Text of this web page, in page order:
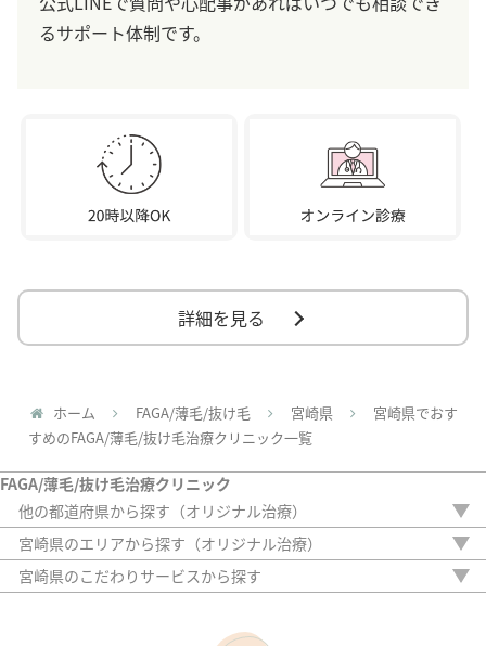
るサポート体制です。
詳細を見る
ホーム FAGA/薄毛/抜け毛 宮崎県
宮崎県でおす
すめのFAGA/薄毛/抜け毛治療クリニック一覧
FAGA/薄毛/抜け毛治療クリニック
他の都道府県から探す（オリジナル治療）
北海道
青森県
岩手県
宮崎県のエリアから探す（オリジナル治療）
宮崎市
宮崎県のこだわりサービスから探す